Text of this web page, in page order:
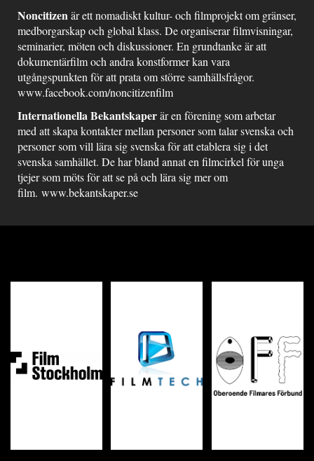
Noncitizenär ett nomadiskt kultur- och filmprojekt om gränser,
medborgarskap och global klass. De organiserar filmvisningar,
seminarier, möten och diskussioner. En grundtanke är att
dokumentärfilm och andra konstformer kan vara
utgångspunkten för att prata om större samhällsfrågor.
www.facebook.com/noncitizenfilm
Internationella Bekantskaperär en förening som arbetar
med att skapa kontakter mellan personer som talar svenska och
personer som vill lära sig svenska för att etablera sig i det
svenska samhället. De har bland annat en filmcirkel för unga
tjejer som möts för att se på och lära sig mer om
film. www.bekantskaper.se